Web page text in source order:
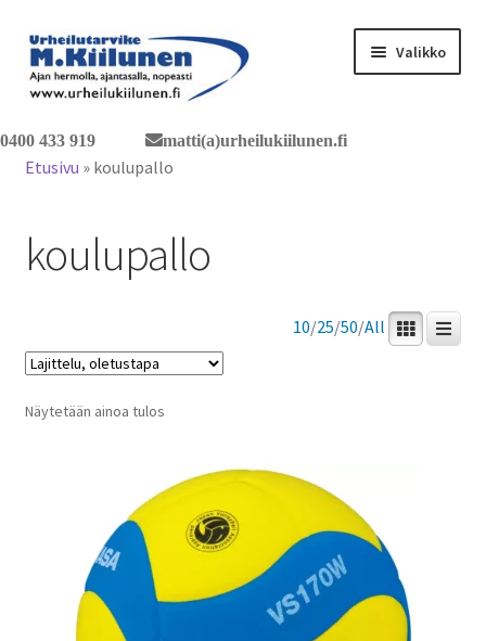
0400 433 919 matti(a)urheilukiilunen.fi
Siirry
navigointiin
Siirry
sisältöön
Valikko
Tervetuloa verkkokauppaan
Yhteystiedot
Etusivu » koulupallo
koulupallo
10/25/50/All
Näytetään ainoa tulos